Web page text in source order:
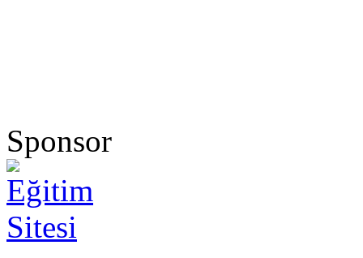
Sponsor